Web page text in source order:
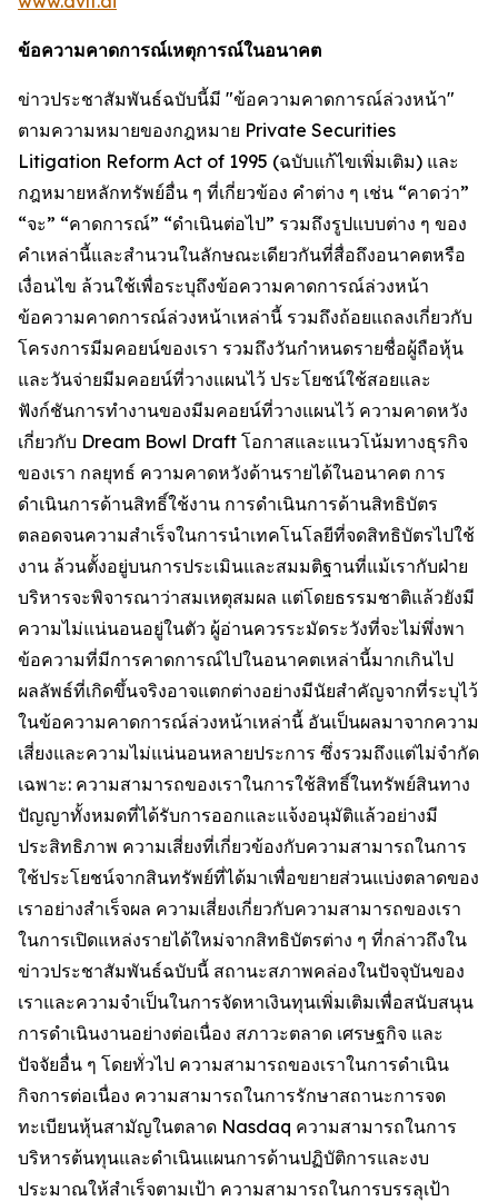
ข้อความคาดการณ์เหตุการณ์ในอนาคต
ข่าวประชาสัมพันธ์ฉบับนี้มี "ข้อความคาดการณ์ล่วงหน้า"
ตามความหมายของกฎหมาย Private Securities
Litigation Reform Act of 1995 (ฉบับแก้ไขเพิ่มเติม) และ
กฎหมายหลักทรัพย์อื่น ๆ ที่เกี่ยวข้อง คำต่าง ๆ เช่น “คาดว่า”
“จะ” “คาดการณ์” “ดำเนินต่อไป” รวมถึงรูปแบบต่าง ๆ ของ
คำเหล่านี้และสำนวนในลักษณะเดียวกันที่สื่อถึงอนาคตหรือ
เงื่อนไข ล้วนใช้เพื่อระบุถึงข้อความคาดการณ์ล่วงหน้า
ข้อความคาดการณ์ล่วงหน้าเหล่านี้ รวมถึงถ้อยแถลงเกี่ยวกับ
โครงการมีมคอยน์ของเรา รวมถึงวันกำหนดรายชื่อผู้ถือหุ้น
และวันจ่ายมีมคอยน์ที่วางแผนไว้ ประโยชน์ใช้สอยและ
ฟังก์ชันการทำงานของมีมคอยน์ที่วางแผนไว้ ความคาดหวัง
เกี่ยวกับ Dream Bowl Draft โอกาสและแนวโน้มทางธุรกิจ
ของเรา กลยุทธ์ ความคาดหวังด้านรายได้ในอนาคต การ
ดำเนินการด้านสิทธิ์ใช้งาน การดำเนินการด้านสิทธิบัตร
ตลอดจนความสำเร็จในการนำเทคโนโลยีที่จดสิทธิบัตรไปใช้
งาน ล้วนตั้งอยู่บนการประเมินและสมมติฐานที่แม้เรากับฝ่าย
บริหารจะพิจารณาว่าสมเหตุสมผล แต่โดยธรรมชาติแล้วยังมี
ความไม่แน่นอนอยู่ในตัว ผู้อ่านควรระมัดระวังที่จะไม่พึ่งพา
ข้อความที่มีการคาดการณ์ไปในอนาคตเหล่านี้มากเกินไป
ผลลัพธ์ที่เกิดขึ้นจริงอาจแตกต่างอย่างมีนัยสำคัญจากที่ระบุไว้
ในข้อความคาดการณ์ล่วงหน้าเหล่านี้ อันเป็นผลมาจากความ
เสี่ยงและความไม่แน่นอนหลายประการ ซึ่งรวมถึงแต่ไม่จำกัด
เฉพาะ: ความสามารถของเราในการใช้สิทธิ์ในทรัพย์สินทาง
ปัญญาทั้งหมดที่ได้รับการออกและแจ้งอนุมัติแล้วอย่างมี
ประสิทธิภาพ ความเสี่ยงที่เกี่ยวข้องกับความสามารถในการ
ใช้ประโยชน์จากสินทรัพย์ที่ได้มาเพื่อขยายส่วนแบ่งตลาดของ
เราอย่างสำเร็จผล ความเสี่ยงเกี่ยวกับความสามารถของเรา
ในการเปิดแหล่งรายได้ใหม่จากสิทธิบัตรต่าง ๆ ที่กล่าวถึงใน
ข่าวประชาสัมพันธ์ฉบับนี้ สถานะสภาพคล่องในปัจจุบันของ
เราและความจำเป็นในการจัดหาเงินทุนเพิ่มเติมเพื่อสนับสนุน
การดำเนินงานอย่างต่อเนื่อง สภาวะตลาด เศรษฐกิจ และ
ปัจจัยอื่น ๆ โดยทั่วไป ความสามารถของเราในการดำเนิน
กิจการต่อเนื่อง ความสามารถในการรักษาสถานะการจด
ทะเบียนหุ้นสามัญในตลาด Nasdaq ความสามารถในการ
บริหารต้นทุนและดำเนินแผนการด้านปฏิบัติการและงบ
ประมาณให้สำเร็จตามเป้า ความสามารถในการบรรลุเป้า